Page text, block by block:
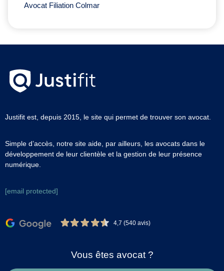
Avocat Filiation Colmar
Justifit est, depuis 2015, le site qui permet de trouver son avocat.
Simple d’accès, notre site aide, par ailleurs, les avocats dans le
développement de leur clientèle et la gestion de leur présence
numérique.
[email protected]
4,7 (540 avis)
Vous êtes avocat ?